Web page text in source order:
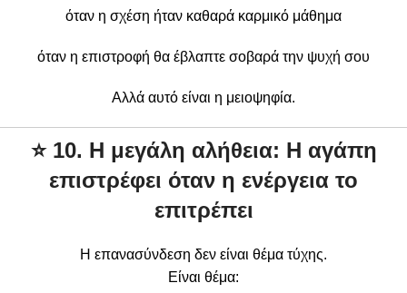
όταν η σχέση ήταν καθαρά καρμικό μάθημα
όταν η επιστροφή θα έβλαπτε σοβαρά την ψυχή σου
Αλλά αυτό είναι η μειοψηφία.
⭐ 10. Η μεγάλη αλήθεια: Η αγάπη
επιστρέφει όταν η ενέργεια το
επιτρέπει
Η επανασύνδεση δεν είναι θέμα τύχης.
Είναι θέμα: